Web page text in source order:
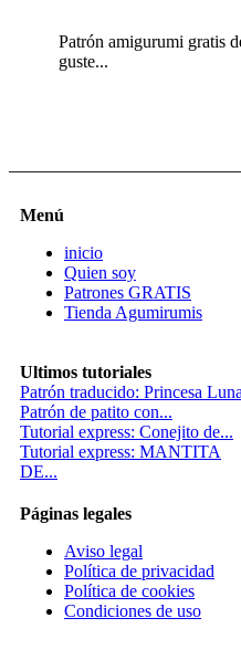
Patrón amigurumi gratis
guste...
Menú
inicio
Quien soy
Patrones GRATIS
Tienda Agumirumis
Ultimos tutoriales
Patrón traducido: Princesa
Patrón de patito con...
Tutorial express: Conejito de...
Tutorial express: MANTITA
DE...
Páginas legales
Aviso legal
Política de privacidad
Política de cookies
Condiciones de uso